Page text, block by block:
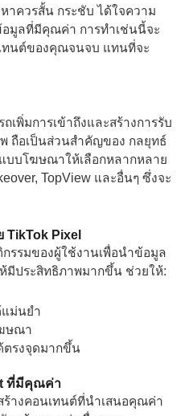
าควรสั้น กระชับ ได้ใจความ
มูลที่มีคุณค่า การทำเช่นนี้จะ
ทนต์ของคุณจนจบ แทนที่จะ
เพิ่มการเข้าถึงและสร้างการรับ
ถือเป็นส่วนสำคัญของ กลยุทธ์
บบโฆษณาให้เลือกหลากหลาย
TopView และอื่นๆ ซึ่งจะ
TikTok Pixel
รรมของผู้ใช้งานเพื่อนำข้อมูล
ประสิทธิภาพมากขึ้น ช่วยให้:
แม่นยำ
ษณา
ตรงจุดมากขึ้น
ที่มีคุณค่า
ร้างคอนเทนต์ที่นำเสนอคุณค่า